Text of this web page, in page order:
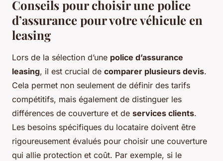
Conseils pour choisir une police
d’assurance pour votre véhicule en
leasing
Lors de la sélection d’une police d’assurance
leasing, il est crucial de comparer plusieurs devis.
Cela permet non seulement de définir des tarifs
compétitifs, mais également de distinguer les
différences de couverture et de services clients.
Les besoins spécifiques du locataire doivent être
rigoureusement évalués pour choisir une couverture
qui allie protection et coût. Par exemple, si le